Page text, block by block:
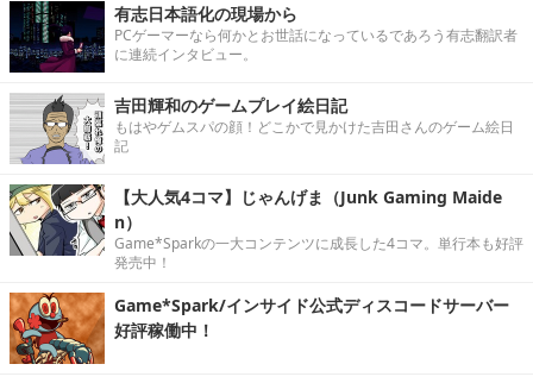
有志日本語化の現場から
PCゲーマーなら何かとお世話になっているであろう有志翻訳者
に連続インタビュー。
吉田輝和のゲームプレイ絵日記
もはやゲムスパの顔！どこかで見かけた吉田さんのゲーム絵日
記
【大人気4コマ】じゃんげま（Junk Gaming Maide
n）
Game*Sparkの一大コンテンツに成長した4コマ。単行本も好評
発売中！
Game*Spark/インサイド公式ディスコードサーバー
好評稼働中！